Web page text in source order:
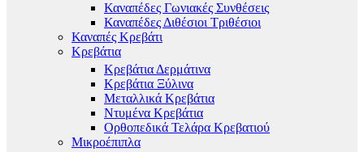
Καναπέδες Γωνιακές Συνθέσεις
Καναπέδες Διθέσιοι Τριθέσιοι
Καναπές Κρεβάτι
Κρεβάτια
Κρεβάτια Δερμάτινα
Κρεβάτια Ξύλινα
Μεταλλικά Κρεβάτια
Ντυμένα Κρεβάτια
Ορθοπεδικά Τελάρα Κρεβατιού
Μικροέπιπλα